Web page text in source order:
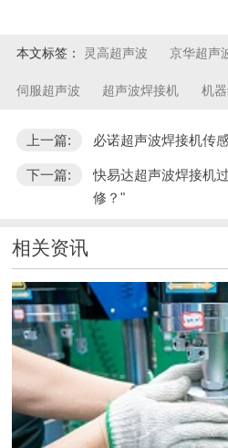
本文标签： 灵高超声波 京华超声
伺服超声波 超声波焊接机 机
上一篇: 必诺超声波焊接机传
下一篇:
快易达超声波焊接机
修？"
相关资讯